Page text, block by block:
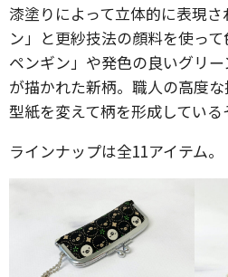
漆塗りによって立体的に表現
ン」と更紗技法の顔料を使っ
ペンギン」や発色の良いグリー
が描かれた新柄。職人の高度
型紙を変えて柄を形成している
ラインナップは全11アイテム。